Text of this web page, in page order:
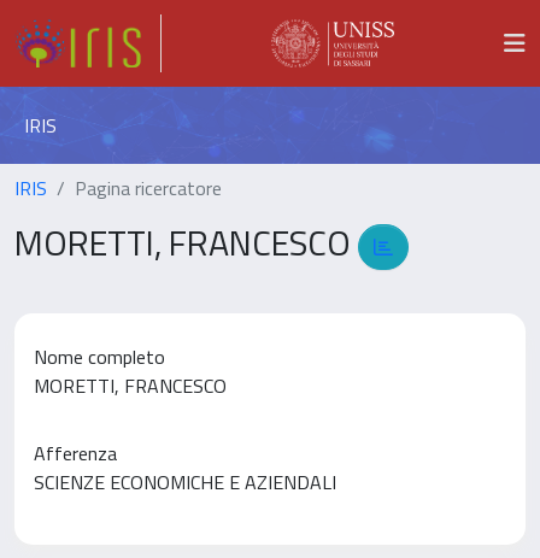
IRIS
IRIS Pagina ricercatore
MORETTI, FRANCESCO
Nome completo
MORETTI, FRANCESCO
Afferenza
SCIENZE ECONOMICHE E AZIENDALI